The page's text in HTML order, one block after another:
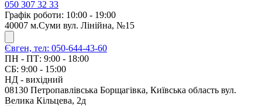
050 307 32 33
Графік роботи: 10:00 - 19:00
40007 м.Суми вул. Лінійна, №15
Євген, тел: 050-644-43-60
ПН - ПТ: 9:00 - 18:00
СБ: 9:00 - 15:00
НД - вихідний
08130 Петропавлівська Борщагівка, Київська область вул.
Велика Кільцева, 2д